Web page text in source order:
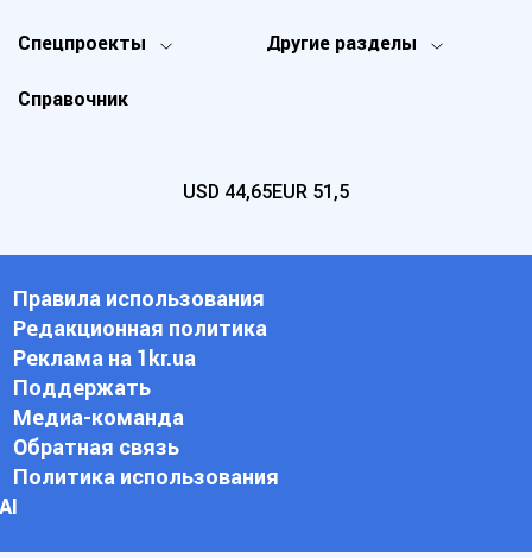
Спецпроекты Другие разделы
Справочник
USD 44,65EUR 51,5
Правила использования
Редакционная политика
Реклама на 1kr.ua
Поддержать
Медиа-команда
Обратная связь
Политика использования
АI